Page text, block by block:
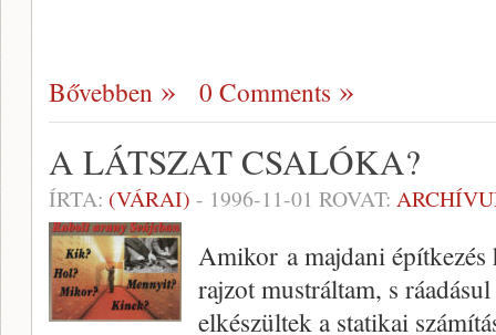
Bővebben 0 Comments
A LÁTSZAT CSALÓKA?
ÍRTA: (VÁRAI) - 1996-11-01 ROVAT:
Amikor a majdani építkezés
rajzot mustráltam, s
elkészültek a stati­kai